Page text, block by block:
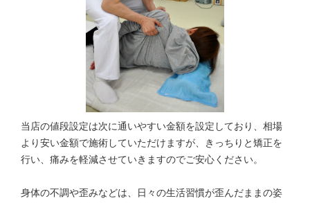
当店の値段設定は次に通いやすい金額を設定しており、相場
より安い金額で施術していただけますが、きっちりと矯正を
行い、痛みを軽減させていきますのでご安心ください。
身体の不調や歪みなどは、日々の生活習慣が歪んだままの姿